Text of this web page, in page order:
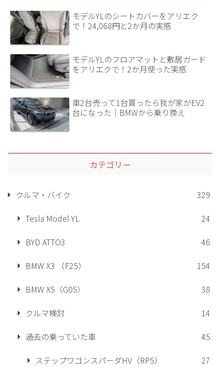
モデルYLのシートカバーをアリエク
で！24,068円と2か月の実感
モデルYLのフロアマットと敷居ガード
をアリエクで！2か月使った実感
車2台売って1台買ったら我が家がEV2
台になった｜BMWから乗り換え
カテゴリー
クルマ・バイク
329
Tesla Model YL
24
BYD ATTO3
46
BMW X3 （F25）
154
BMW X5（G05）
38
クルマ検討
14
過去の乗っていた車
45
ステップワゴンスパーダHV（RP5）
27